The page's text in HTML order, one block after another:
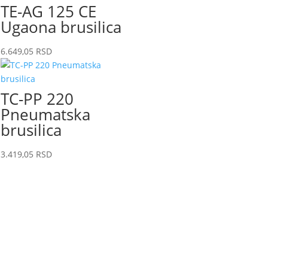
TE-AG 125 CE
Ugaona brusilica
6.649,05 RSD
TC-PP 220
Pneumatska
brusilica
3.419,05 RSD